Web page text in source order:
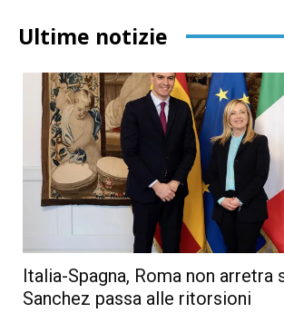
Ultime notizie
Italia-Spagna, Roma non arretra
Sanchez passa alle ritorsioni